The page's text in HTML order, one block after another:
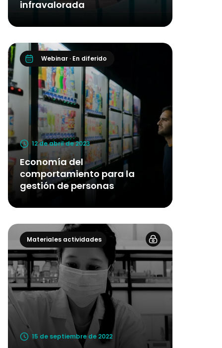
infravalorada
Webinar · En diferido
12 de abril de 2023
Economía del
comportamiento para la
gestión de personas
Materiales actividades
15 de septiembre de 2022